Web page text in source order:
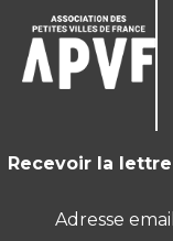
Recevoir la
Adresse